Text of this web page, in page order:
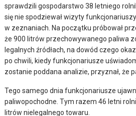
sprawdzili gospodarstwo 38 letniego
się nie spodziewał wizyty
w zeznaniach. Na początku próbował
że 900 litrów przechowywanego paliwa
legalnych źródłach, na dowód czego
po chwili, kiedy funkcjonariusze
zostanie poddana analizie, przyznał, że
Tego samego dnia funkcjonariusze
paliwopochodne. Tym razem 46 letni
litrów nielegalnego towaru.